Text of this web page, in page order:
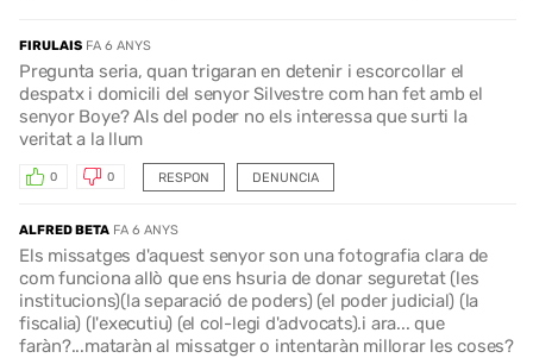
FIRULAIS FA 6 ANYS
Pregunta seria, quan trigaran en detenir i escorcollar el
despatx i domicili del senyor Silvestre com han fet amb el
senyor Boye? Als del poder no els interessa que surti la
veritat a la llum
RESPON
0 0 DENUNCIA
ALFRED BETA FA 6 ANYS
Els missatges d'aquest senyor son una fotografia clara de
com funciona allò que ens hsuria de donar seguretat (les
institucions)(la separació de poders) (el poder judicial) (la
fiscalia) (l'executiu) (el col-legi d'advocats).i ara... que
faràn?...mataràn al missatger o intentaràn millorar les coses?